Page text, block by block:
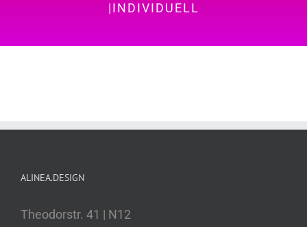
|INDIVIDUELL
ALINEA.DESIGN
Theodorstr. 41 | N12